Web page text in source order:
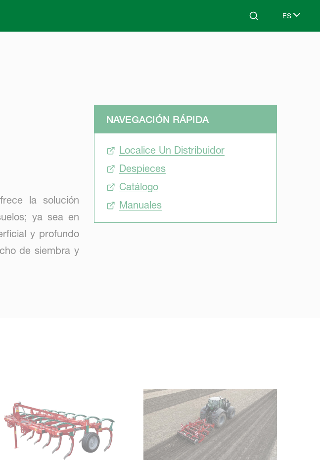
Search ES
Select
la solución
ya sea en
y profundo
de siembra y
un estado y
NAVEGACIÓN RÁPIDA
Localice Un Distribuidor
Despieces
Catálogo
Manuales